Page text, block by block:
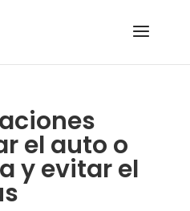
el auto o
y evitar el